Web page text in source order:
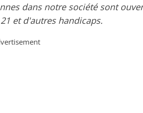
dans notre société sont
et d'autres handicaps.